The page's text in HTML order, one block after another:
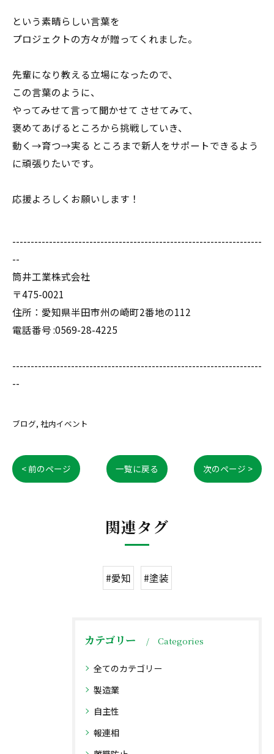
という素晴らしい言葉を
プロジェクトの方々が贈ってくれました。
先輩になり教える立場になったので、
この言葉のように、
やってみせて言って聞かせて させてみて、
褒めてあげるところから挑戦していき、
動く→育つ→実る ところまで新人をサポートできるよう
に頑張りたいです。
応援よろしくお願いします！
--------------------------------------------------------------------
--
筒井工業株式会社
〒475-0021
住所：愛知県半田市州の崎町2番地の112
電話番号 :0569-28-4225
--------------------------------------------------------------------
--
ブログ 社内イベント
< 前のページ 一覧に戻る 次のページ >
関連タグ
#愛知 #塗装
カテゴリー Categories
全てのカテゴリー
製造業
自主性
報連相